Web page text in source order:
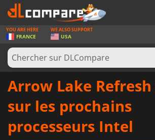
JEUX
CARTES PRÉPAYÉES
LOGICIELS
NEWS
YOU ARE HERE
FRANCE
WE ALSO SUPPORT
USA
Arrow Lake
sur les prochains
processeurs Intel